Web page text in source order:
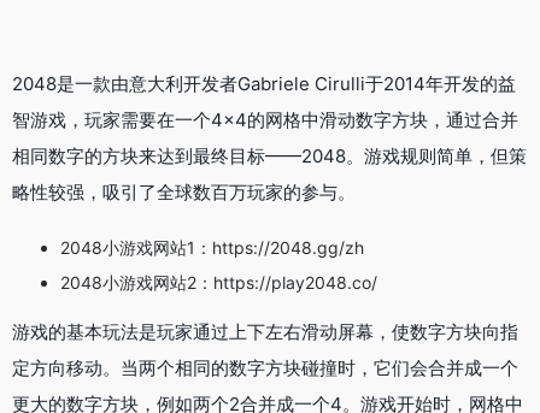
2048是一款由意大利开发者Gabriele Cirulli于2014年开发的益
智游戏，玩家需要在一个4×4的网格中滑动数字方块，通过合并
相同数字的方块来达到最终目标——2048。游戏规则简单，但策
略性较强，吸引了全球数百万玩家的参与。
2048小游戏网站1：https://2048.gg/zh
2048小游戏网站2：https://play2048.co/
游戏的基本玩法是玩家通过上下左右滑动屏幕，使数字方块向指
定方向移动。当两个相同的数字方块碰撞时，它们会合并成一个
更大的数字方块，例如两个2合并成一个4。游戏开始时，网格中